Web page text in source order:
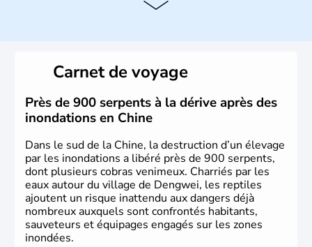
dynasties. La dynastie Qing a été la dernière à régner
jusqu'aux guerres de l'opium lorsque la Chine s'est
constituée comme nation et a retrouvé son indépendance
en 1945. Illustre pays en matière d'inventions avant-
gardistes, la Chine a été la première utilisatrice du papier,
de l'imprimerie à caractères mobiles, de la boussole et de
la poudre à canon.
Carnet de voyage
Près de 900 serpents à la dérive après des
inondations en Chine
Dans le sud de la Chine, la destruction d’un élevage
par les inondations a libéré près de 900 serpents,
dont plusieurs cobras venimeux. Charriés par les
eaux autour du village de Dengwei, les reptiles
ajoutent un risque inattendu aux dangers déjà
nombreux auxquels sont confrontés habitants,
sauveteurs et équipages engagés sur les zones
inondées.